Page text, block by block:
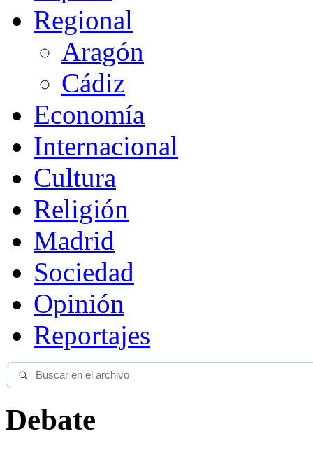
Regional
Aragón
Cádiz
Economía
Internacional
Cultura
Religión
Madrid
Sociedad
Opinión
Reportajes
Debate